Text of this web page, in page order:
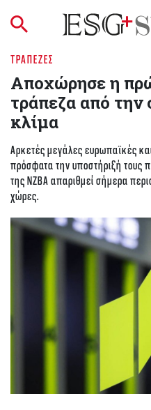
ΤΡΆΠΕΖΕΣ
Αποχώρησε η
τράπεζα από την
κλίμα
Αρκετές μεγάλες ευρωπαϊκές
πρόσφατα την υποστήριξή τους
της NZBA απαριθμεί σήμερα
χώρες.